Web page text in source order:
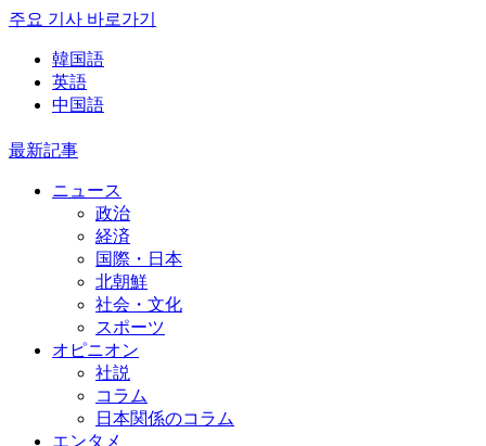
주요 기사 바로가기
韓国語
英語
中国語
最新記事
ニュース
政治
経済
国際・日本
北朝鮮
社会・文化
スポーツ
オピニオン
社説
コラム
日本関係のコラム
エンタメ